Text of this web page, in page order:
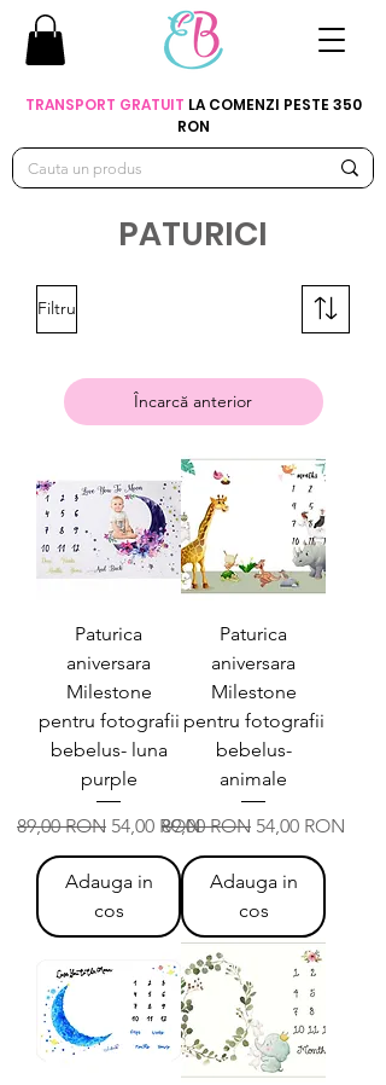
TRANSPORT GRATUIT LA COMENZI PESTE 350
RON
PATURICI
Filtru
Încarcă anterior
Paturica
aniversara
Milestone
pentru fotografii
bebelus- luna
purple
Preț normal
89,00 RON Preț redus
54,00 RON
Adauga in
cos
Paturica
aniversara
Milestone
pentru fotografii
bebelus-
animale
Preț normal
89,00 RON Preț redus
54,00 RON
Adauga in
cos